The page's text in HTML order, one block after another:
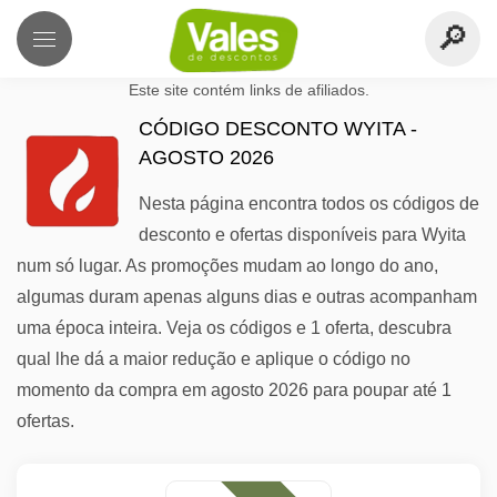
Este site contém links de afiliados.
CÓDIGO DESCONTO WYITA -
AGOSTO 2026
Nesta página encontra todos os códigos de
desconto e ofertas disponíveis para Wyita
num só lugar. As promoções mudam ao longo do ano,
algumas duram apenas alguns dias e outras acompanham
uma época inteira. Veja os códigos e 1 oferta, descubra
qual lhe dá a maior redução e aplique o código no
momento da compra em agosto 2026 para poupar até 1
ofertas.